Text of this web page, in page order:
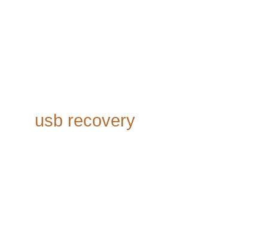
usb recovery